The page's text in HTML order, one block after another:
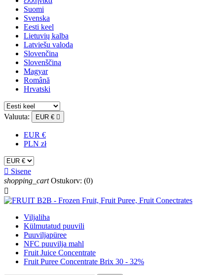
Suomi
Svenska
Eesti keel
Lietuvių kalba
Latviešu valoda
Slovenčina
Slovenščina
Magyar
Română
Hrvatski
Valuuta: EUR € 
EUR €
PLN zł
 Sisene
shopping_cart Ostukorv: (0)

Viljaliha
Külmutatud puuvili
Puuviljapüree
NFC puuvilja mahl
Fruit Juice Concentrate
Fruit Puree Concentrate Brix 30 - 32%